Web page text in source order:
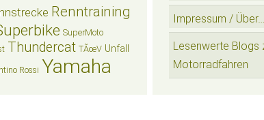
Renntraining
SuperMoto
Thundercat TÃœV Unfall
Rossi Yamaha
Impressum /
Lesenwerte Blogs
Motorradfahren